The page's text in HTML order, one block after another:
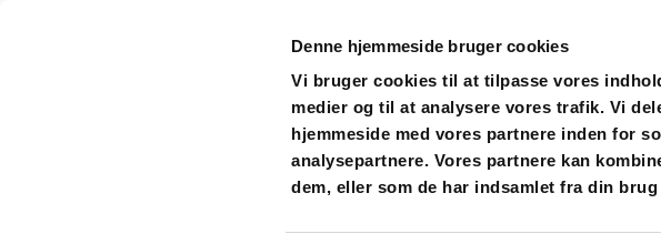
Denne hjemmeside bruger cookies
Vi bruger cookies til at tilpasse vores
medier og til at analysere vores trafik. Vi
hjemmeside med vores partnere inden for
analysepartnere. Vores partnere kan
dem, eller som de har indsamlet fra din
Feriebolig på smuk og bilfri græsk ø Hydra
Forside - Velkommen Feriebolig 1 PANO (100 kvm)